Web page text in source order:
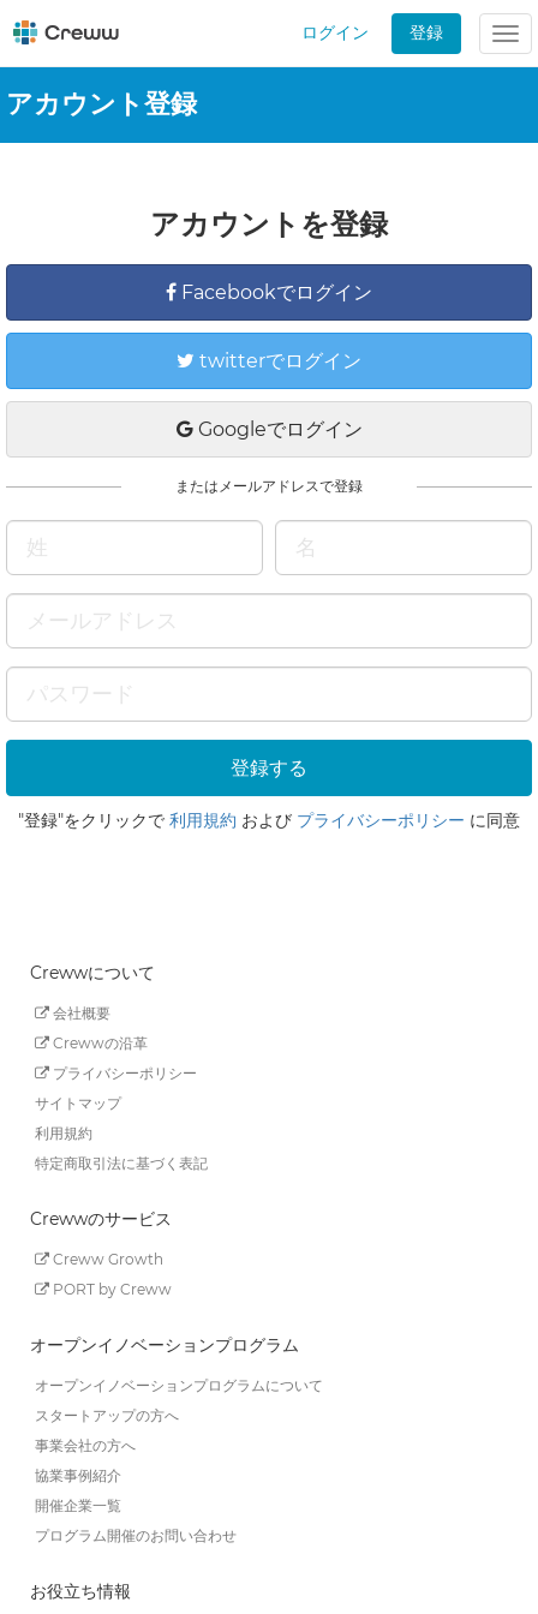
ログイン 登録
アカウント登録
アカウントを登録
Facebookでログイン
twitterでログイン
Googleでログイン
またはメールアドレスで登録
"登録"をクリックで 利用規約 および プライバシーポリシー に同意
Crewwについて
会社概要
Crewwの沿革
プライバシーポリシー
サイトマップ
利用規約
特定商取引法に基づく表記
Crewwのサービス
Creww Growth
PORT by Creww
オープンイノベーションプログラム
オープンイノベーションプログラムについて
スタートアップの方へ
事業会社の方へ
協業事例紹介
開催企業一覧
プログラム開催のお問い合わせ
お役立ち情報